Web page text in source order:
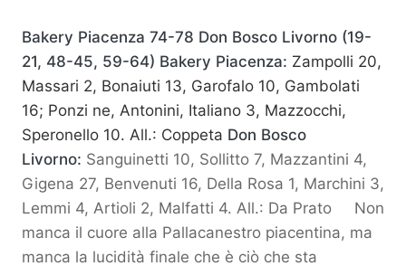
Bakery Piacenza 74-78 Don Bosco Livorno (19-
21, 48-45, 59-64) Bakery Piacenza: Zampolli 20,
Massari 2, Bonaiuti 13, Garofalo 10, Gambolati
16; Ponzi ne, Antonini, Italiano 3, Mazzocchi,
Speronello 10. All.: Coppeta Don Bosco
Livorno: Sanguinetti 10, Sollitto 7, Mazzantini 4,
Gigena 27, Benvenuti 16, Della Rosa 1, Marchini 3,
Lemmi 4, Artioli 2, Malfatti 4. All.: Da Prato Non
manca il cuore alla Pallacanestro piacentina, ma
manca la lucidità finale che è ciò che sta